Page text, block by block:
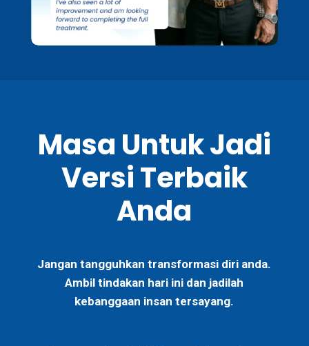
Masa Untuk Jadi
Versi Terbaik
Anda
Jangan tangguhkan transformasi diri anda.
Ambil tindakan hari ini dan jadilah
kebanggaan insan tersayang.